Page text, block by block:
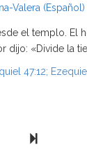
Valera (Español)
el templo.
«Divide la
47:12;
Chapter
Chapter
Next